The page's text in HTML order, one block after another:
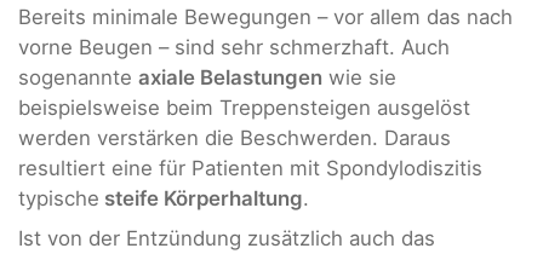
Bereits minimale Bewegungen – vor allem das nach
vorne Beugen – sind sehr schmerzhaft. Auch
sogenannte axiale Belastungen wie sie
beispielsweise beim Treppensteigen ausgelöst
werden verstärken die Beschwerden. Daraus
resultiert eine für Patienten mit Spondylodiszitis
typische steife Körperhaltung.
Ist von der Entzündung zusätzlich auch das